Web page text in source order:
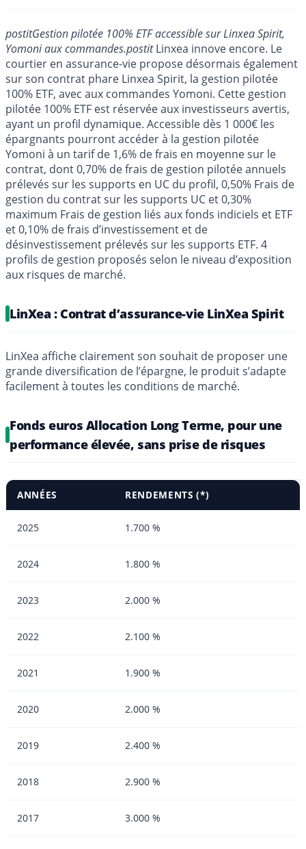
postitGestion pilotée 100% ETF accessible sur Linxea Spirit,
Yomoni aux commandes.postitLinxea innove encore. Le
courtier en assurance-vie propose désormais également
sur son contrat phare Linxea Spirit, la gestion pilotée
100% ETF, avec aux commandes Yomoni. Cette gestion
pilotée 100% ETF est réservée aux investisseurs avertis,
ayant un profil dynamique. Accessible dès 1 000€ les
épargnants pourront accéder à la gestion pilotée
Yomoni à un tarif de 1,6% de frais en moyenne sur le
contrat, dont 0,70% de frais de gestion pilotée annuels
prélevés sur les supports en UC du profil, 0,50% Frais de
gestion du contrat sur les supports UC et 0,30%
maximum Frais de gestion liés aux fonds indiciels et ETF
et 0,10% de frais d’investissement et de
désinvestissement prélevés sur les supports ETF. 4
profils de gestion proposés selon le niveau d’exposition
aux risques de marché.
LinXea : Contrat d’assurance-vie LinXea Spirit
LinXea affiche clairement son souhait de proposer une
grande diversification de l’épargne, le produit s’adapte
facilement à toutes les conditions de marché.
Fonds euros Allocation Long Terme, pour une
performance élevée, sans prise de risques
ANNÉES RENDEMENTS (*)
2025 1.700 %
2024 1.800 %
2023 2.000 %
2022 2.100 %
2021 1.900 %
2020 2.000 %
2019 2.400 %
2018 2.900 %
2017 3.000 %